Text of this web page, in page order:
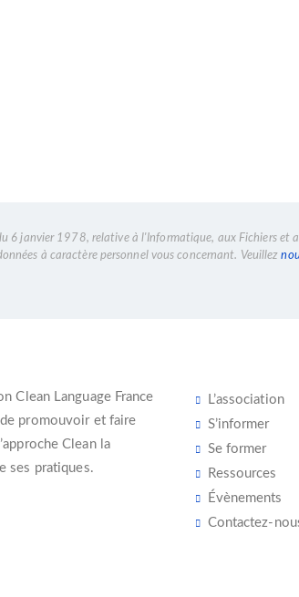
6 janvier 1978, relative à l'Informatique, aux Fichiers et
à caractère personnel vous concernant. Veuillez
Clean Language France
promouvoir et faire
approche Cleanla
ses pratiques.
L’association
S’informer
Se former
Ressources
Évènements
Contactez-